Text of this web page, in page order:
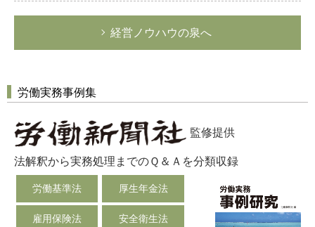
経営ノウハウの泉へ
労働実務事例集
監修提供
法解釈から実務処理までのＱ＆Ａを分類収録
労働基準法 厚生年金法
雇用保険法 安全衛生法